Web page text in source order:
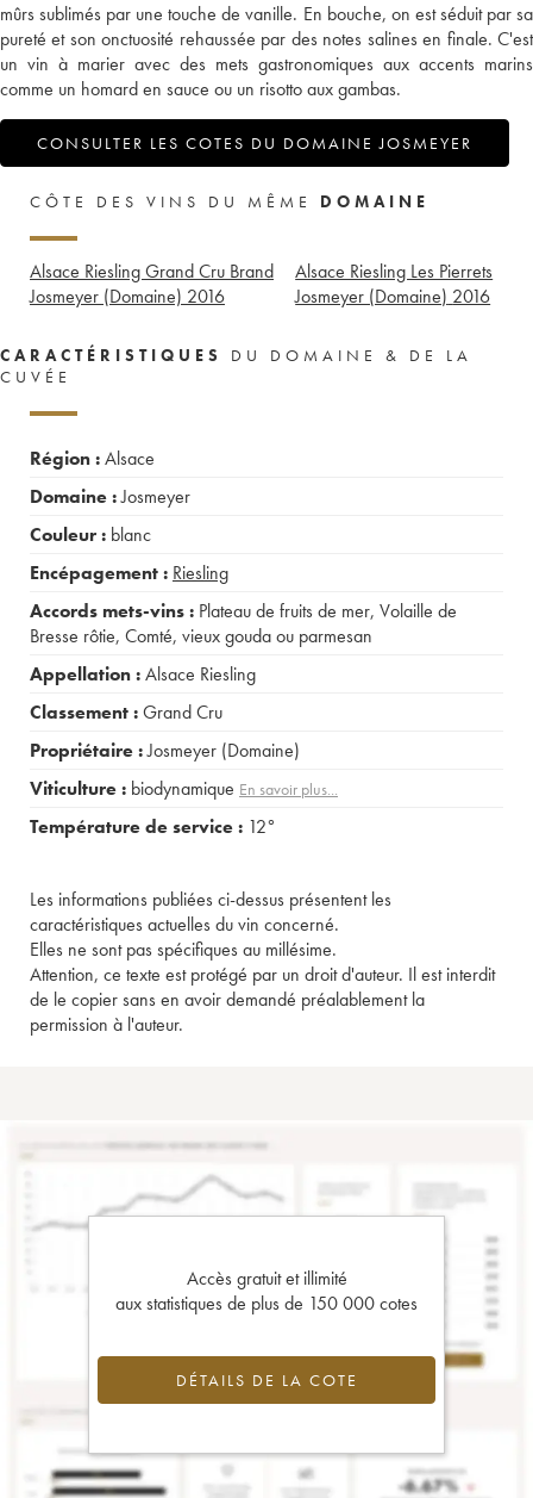
mûrs sublimés par une touche de vanille. En bouche, on est séduit par sa
pureté et son onctuosité rehaussée par des notes salines en finale. C'est
un vin à marier avec des mets gastronomiques aux accents marins
comme un homard en sauce ou un risotto aux gambas.
CONSULTER LES COTES DU DOMAINE JOSMEYER
CÔTE DES VINS DU MÊME DOMAINE
Alsace Riesling Grand Cru Brand
Josmeyer (Domaine) 2016
Alsace Riesling Les Pierrets
Josmeyer (Domaine) 2016
CARACTÉRISTIQUES
DU DOMAINE & DE LA
CUVÉE
Région :Alsace
Domaine :Josmeyer
Couleur : blanc
Encépagement : Riesling
Accords mets-vins : Plateau de fruits de mer, Volaille de
Bresse rôtie, Comté, vieux gouda ou parmesan
Appellation :Alsace Riesling
Classement :Grand Cru
Propriétaire :Josmeyer (Domaine)
Viticulture : biodynamique En savoir plus...
Température de service : 12°
Les informations publiées ci-dessus présentent les
caractéristiques actuelles du vin concerné.
Elles ne sont pas spécifiques au millésime.
Attention, ce texte est protégé par un droit d'auteur. Il est interdit
de le copier sans en avoir demandé préalablement la
permission à l'auteur.
Accès gratuit et illimité
aux statistiques de plus de 150 000 cotes
DÉTAILS DE LA COTE